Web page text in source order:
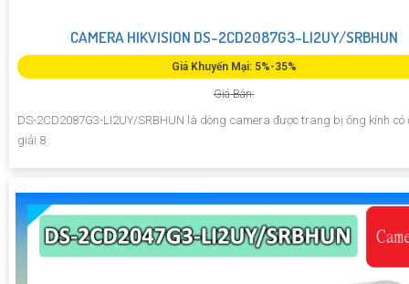
CAMERA HIKVISION DS-2CD2087G3-LI2UY/SRBHUN
Giá Khuyến Mại: 5%-35%
Giá Bán:
DS-2CD2087G3-LI2UY/SRBHUN là dòng camera được trang bị ống kính có
giải 8